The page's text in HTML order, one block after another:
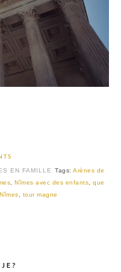
EN FAMILLE Tags:Arènes de
, Nîmes avec des enfants,que
, tour magne